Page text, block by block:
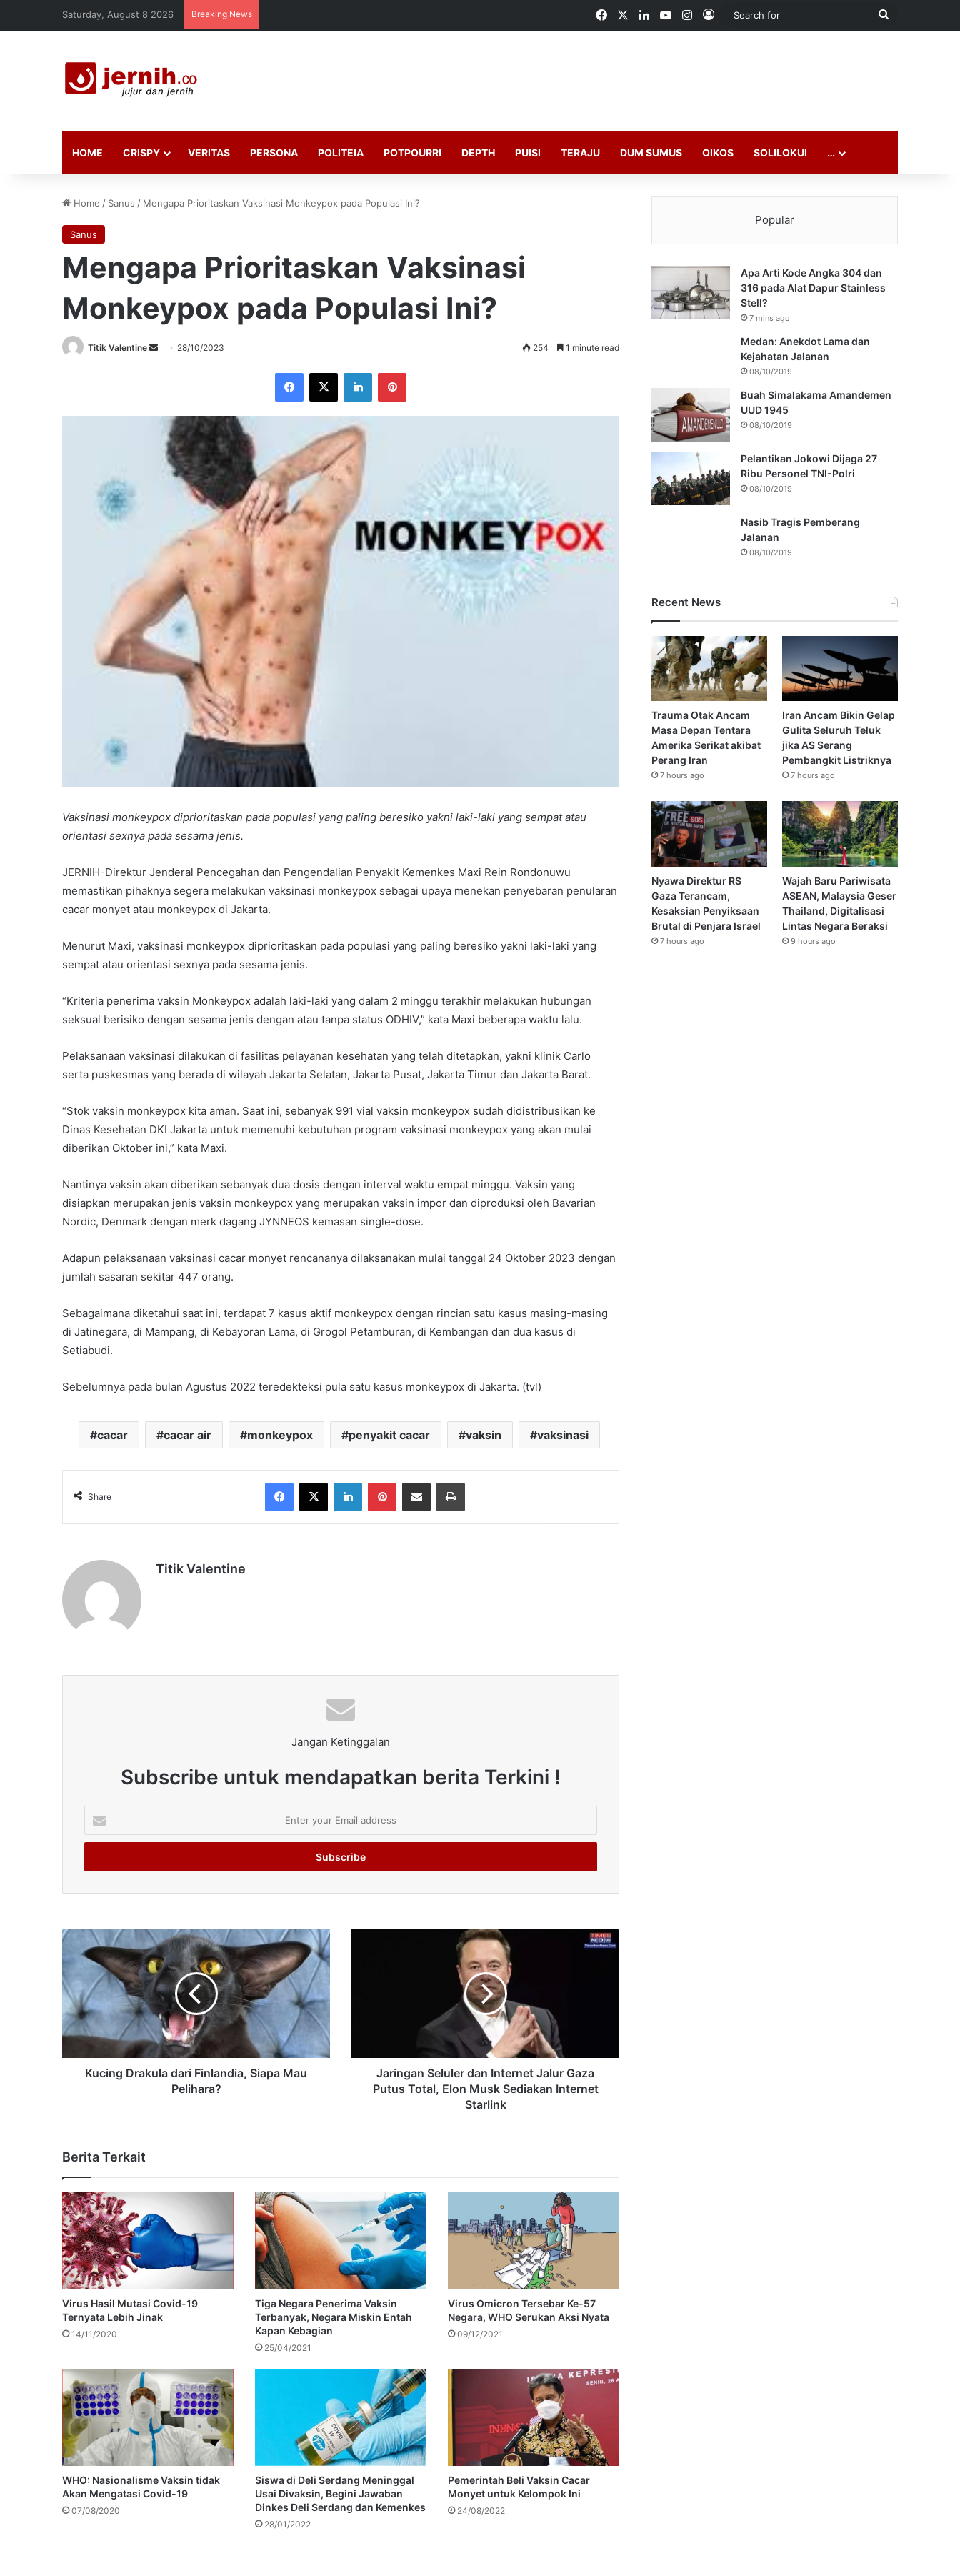
Saturday, August 8 2026 Breaking News FacebookLinkedInYouTubeInstagram
Log In
Search
HOME CRISPY VERITAS PERSONA POLITEIA POTPOURRI DEPTH PUISI TERAJU DUM SUMUS OIKOS SOLILOKUI …
Home / Sanus / Mengapa Prioritaskan Vaksinasi Monkeypox pada Populasi Ini?
Sanus
Mengapa Prioritaskan Vaksinasi
Monkeypox pada Populasi Ini?
Titik Valentine
Send 28/10/2023 254 1 minute read
Facebook
X LinkedInPinterest
Vaksinasi monkeypox diprioritaskan pada populasi yang paling beresiko yakni laki-laki yang sempat atau
orientasi sexnya pada sesama jenis.
JERNIH-Direktur Jenderal Pencegahan dan Pengendalian Penyakit Kemenkes Maxi Rein Rondonuwu
memastikan pihaknya segera melakukan vaksinasi monkeypox sebagai upaya menekan penyebaran penularan
cacar monyet atau monkeypox di Jakarta.
Menurut Maxi, vaksinasi monkeypox diprioritaskan pada populasi yang paling beresiko yakni laki-laki yang
sempat atau orientasi sexnya pada sesama jenis.
“Kriteria penerima vaksin Monkeypox adalah laki-laki yang dalam 2 minggu terakhir melakukan hubungan
seksual berisiko dengan sesama jenis dengan atau tanpa status ODHIV,” kata Maxi beberapa waktu lalu.
Pelaksanaan vaksinasi dilakukan di fasilitas pelayanan kesehatan yang telah ditetapkan, yakni klinik Carlo
serta puskesmas yang berada di wilayah Jakarta Selatan, Jakarta Pusat, Jakarta Timur dan Jakarta Barat.
“Stok vaksin monkeypox kita aman. Saat ini, sebanyak 991 vial vaksin monkeypox sudah didistribusikan ke
Dinas Kesehatan DKI Jakarta untuk memenuhi kebutuhan program vaksinasi monkeypox yang akan mulai
diberikan Oktober ini,” kata Maxi.
Nantinya vaksin akan diberikan sebanyak dua dosis dengan interval waktu empat minggu. Vaksin yang
disiapkan merupakan jenis vaksin monkeypox yang merupakan vaksin impor dan diproduksi oleh Bavarian
Nordic, Denmark dengan merk dagang JYNNEOS kemasan single-dose.
Adapun pelaksanaan vaksinasi cacar monyet rencananya dilaksanakan mulai tanggal 24 Oktober 2023 dengan
jumlah sasaran sekitar 447 orang.
Sebagaimana diketahui saat ini, terdapat 7 kasus aktif monkeypox dengan rincian satu kasus masing-masing
di Jatinegara, di Mampang, di Kebayoran Lama, di Grogol Petamburan, di Kembangan dan dua kasus di
Setiabudi.
Sebelumnya pada bulan Agustus 2022 teredekteksi pula satu kasus monkeypox di Jakarta. (tvl)
cacar cacar air monkeypox penyakit cacar vaksin vaksinasi
Share
Facebook
X LinkedInPinterestShare via Email Print
Titik Valentine
Jangan Ketinggalan
Subscribe untuk mendapatkan berita Terkini !
your
Email
Kucing Drakula dari Finlandia, Siapa Mau
Pelihara?
Jaringan Seluler dan Internet Jalur Gaza
Putus Total, Elon Musk Sediakan Internet
Starlink
Berita Terkait
Virus Hasil Mutasi Covid-19
Ternyata Lebih Jinak
14/11/2020
Tiga Negara Penerima Vaksin
Terbanyak, Negara Miskin Entah
Kapan Kebagian
25/04/2021
Virus Omicron Tersebar Ke-57
Negara, WHO Serukan Aksi Nyata
09/12/2021
WHO: Nasionalisme Vaksin tidak
Akan Mengatasi Covid-19
07/08/2020
Siswa di Deli Serdang Meninggal
Usai Divaksin, Begini Jawaban
Dinkes Deli Serdang dan Kemenkes
28/01/2022
Pemerintah Beli Vaksin Cacar
Monyet untuk Kelompok Ini
24/08/2022
Popular
Apa Arti Kode Angka 304 dan
316 pada Alat Dapur Stainless
Stell?
7 mins ago
Medan: Anekdot Lama dan
Kejahatan Jalanan
08/10/2019
Buah Simalakama Amandemen
UUD 1945
08/10/2019
Pelantikan Jokowi Dijaga 27
Ribu Personel TNI-Polri
08/10/2019
Nasib Tragis Pemberang
Jalanan
08/10/2019
Recent News
Trauma Otak Ancam
Masa Depan Tentara
Amerika Serikat akibat
Perang Iran
7 hours ago
Iran Ancam Bikin Gelap
Gulita Seluruh Teluk
jika AS Serang
Pembangkit Listriknya
7 hours ago
Nyawa Direktur RS
Gaza Terancam,
Kesaksian Penyiksaan
Brutal di Penjara Israel
7 hours ago
Wajah Baru Pariwisata
ASEAN, Malaysia Geser
Thailand, Digitalisasi
Lintas Negara Beraksi
9 hours ago